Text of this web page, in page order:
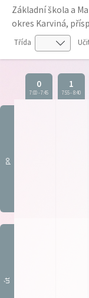
Základní škola a
okres Karviná,
Třída
0
7:00-7:45
1
7:55-8:40
po
út